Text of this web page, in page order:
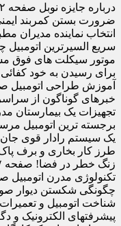
درباره جایزه نوبل صفحه ۲
ضرورت بستن کمربند
انتخاب نماینده مدیران
سریع السیرترین اتومبیل
موتور سیکلت های فوق
برای رسیدن به خود کفائی
آموزش طراحی اتومبیل
خبرهای گوناگون از
تجهیزات یک بیمارستان مدرن
برجسته ترین اتومبیل
یک سیستم رادار قوی جان
طرز کار بخاری و برف پاک
زنگ خطر در فضا! صفحه ۲۷
تکنولوژی مدرن اتومبیل
چگونگی شکستن دیوار
شناخت اتومبیل و تعمیرات آن ۵
پیشرفتهای الکترونیک و